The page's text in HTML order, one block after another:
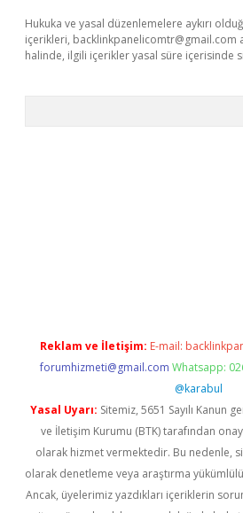
Hukuka ve yasal düzenlemelere aykırı
içerikleri, backlinkpanelicomtr@gmail.com
halinde, ilgili içerikler yasal süre içerisinde
Reklam ve İletişim: E-mail:
forumhizmeti@gmail.com Whatsapp:
@karabul
Yasal Uyarı: Sitemiz, 5651 Sayılı Kanun
ve İletişim Kurumu (BTK) tarafından
olarak hizmet vermektedir. Bu nedenle,
olarak denetleme veya araştırma
Ancak, üyelerimiz yazdıkları içeriklerin